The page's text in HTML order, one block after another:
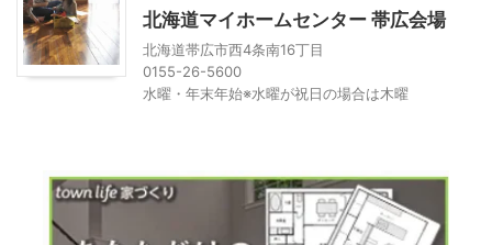
北海道マイホームセンター 帯広会場
北海道帯広市西4条南16丁目
0155-26-5600
水曜・年末年始※水曜が祝日の場合は木曜